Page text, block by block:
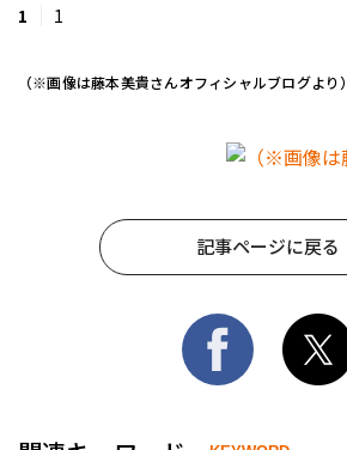
1 1
（※画像は藤本美貴さんオフィシャルブログより）
記事ページに戻る